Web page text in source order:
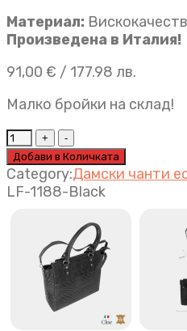
Материал:
Произведена в Италия!
91,00 € / 177.98 лв.
Малко бройки на склад!
Луксозна
дамска
чанта
Ema
Добави в Количката
Category:Дамски чанти
LF-1188-Black